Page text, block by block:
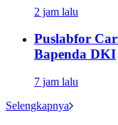
2 jam lalu
Puslabfor
Bapenda DKI
7 jam lalu
Selengkapnya